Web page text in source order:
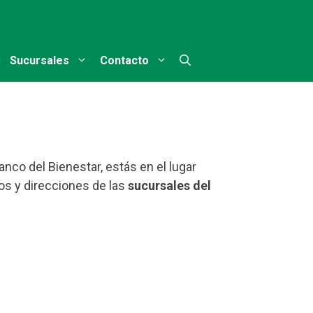
Sucursales Contacto
del Bienestar, estás en el lugar
y direcciones de las sucursales del